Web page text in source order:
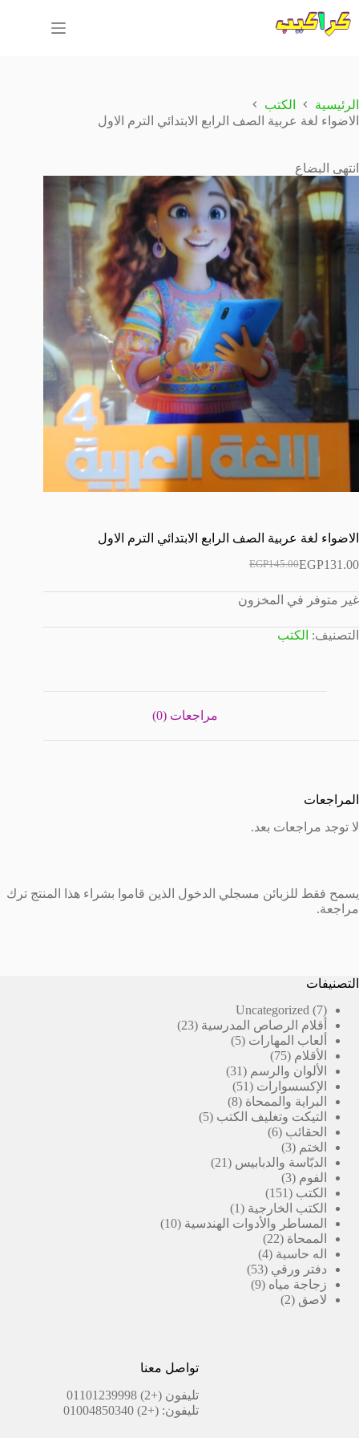
إلى
المحتوى
الرئيسية
الكتب
الاضواء لغة عربية الصف الرابع الابتدائي الترم الاول
انتهى البضاع
الاضواء لغة عربية الصف الرابع الابتدائي الترم الاول
EGP145.00
السعر
هو:
EGP131.00
السعر
هو:
غير متوفر في المخزون
التصنيف: الكتب
مراجعات (0)
المراجعات
لا توجد مراجعات بعد.
يسمح فقط للزبائن مسجلي الدخول الذين قاموا بشراء هذا المنتج ترك
مراجعة.
التصنيفات
Uncategorized
7
7
منتجات
أقلام الرصاص المدرسية 23
23
ألعاب المهارات 5
5
الأقلام 75
75
منتج
الألوان والرسم 31
31
الإكسسوارات 51
51
منتج
البراية والممحاة 8
8
منتجاتالتيكت وتغليف الكتب 5
5
الحقائب 6
6
الختم 3
3
منتجات
الدبّاسة والدبابيس 21
21
الفوم 3
3
منتجات
الكتب 151
151
منتج
الكتب الخارجية 1
منتج
المساطر والأدوات الهندسية 10
10
الممحاة 22
22
منتج
اله حاسبة 4
4
منتجات
دفتر ورقي 53
53
منتج
زجاجة مياه 9
9
لاصق 2
2
تواصل معنا
تليفون(+2) 01101239998
تليفون: (+2) 01004850340